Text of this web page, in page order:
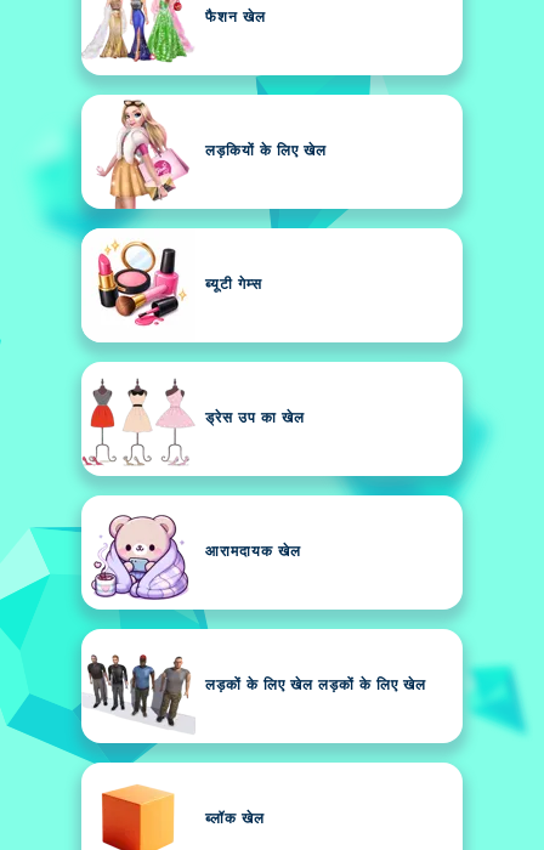
फैशन खेल
लड़कियों के लिए खेल
ब्यूटी गेम्स
ड्रेस उप का खेल
आरामदायक खेल
लड़कों के लिए खेल लड़कों के लिए खेल
ब्लॉक खेल